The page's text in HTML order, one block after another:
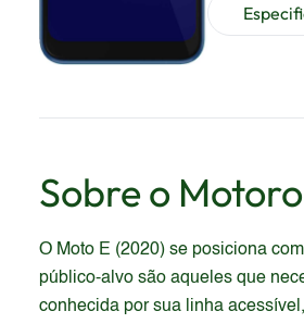
Sobre o
O Moto E (2020) se posiciona
público-alvo são aqueles que
conhecida por sua linha